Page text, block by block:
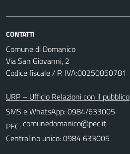
CONTATTI
Comune di Domanico
Via San Giovanni, 2
Codice fiscale / P. IVA:00250850781
URP – Ufficio Relazioni con il pubblico
SMS e WhatsApp: 0984/633005
PEC:comunedomanico@pec.it
Centralino unico: 0984 633005